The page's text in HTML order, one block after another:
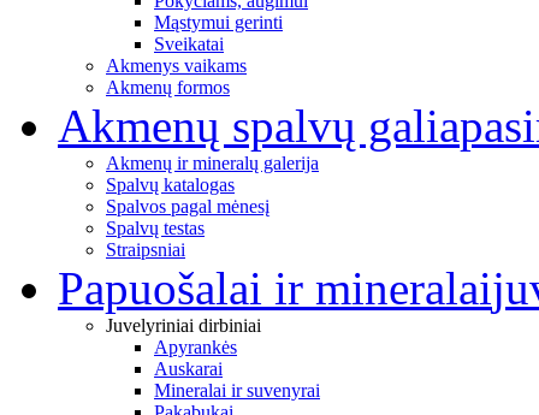
Mąstymui gerinti
Sveikatai
Akmenys vaikams
Akmenų formos
Akmenų spalvų galia
Akmenų ir mineralų galerija
Spalvų katalogas
Spalvos pagal mėnesį
Spalvų testas
Straipsniai
Papuošalai ir mineralai
Juvelyriniai dirbiniai
Apyrankės
Auskarai
Mineralai ir suvenyrai